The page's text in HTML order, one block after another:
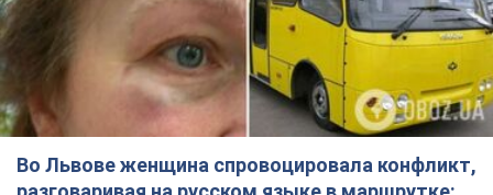
Во Львове женщина спровоцировала конфликт,